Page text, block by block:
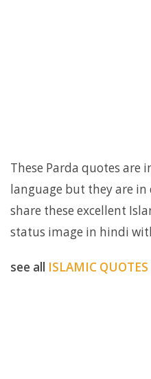
These Parda quotes are
language but they are in
share these excellent
status image in hindi
see all ISLAMIC